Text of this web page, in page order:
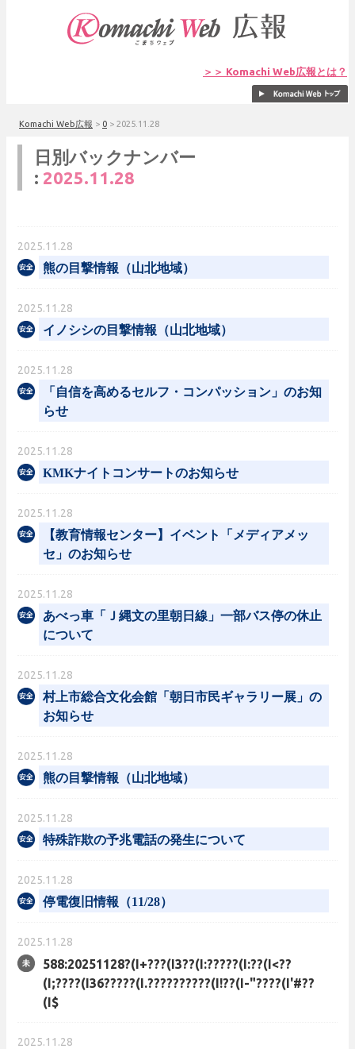
＞＞ Komachi Web広報とは？
Komachi Web広報 > 0 > 2025.11.28
日別バックナンバー
: 2025.11.28
2025.11.28
熊の目撃情報（山北地域）
2025.11.28
イノシシの目撃情報（山北地域）
2025.11.28
「自信を高めるセルフ・コンパッション」のお知
らせ
2025.11.28
KMKナイトコンサートのお知らせ
2025.11.28
【教育情報センター】イベント「メディアメッ
セ」のお知らせ
2025.11.28
あべっ車「Ｊ縄文の里朝日線」一部バス停の休止
について
2025.11.28
村上市総合文化会館「朝日市民ギャラリー展」の
お知らせ
2025.11.28
熊の目撃情報（山北地域）
2025.11.28
特殊詐欺の予兆電話の発生について
2025.11.28
停電復旧情報（11/28）
2025.11.28
588:20251128?(I+???(I3??(I:?????(I:??(I<??
(I;????(I36?????(I.??????????(I!??(I-"????(I'#??
(I$
2025.11.28